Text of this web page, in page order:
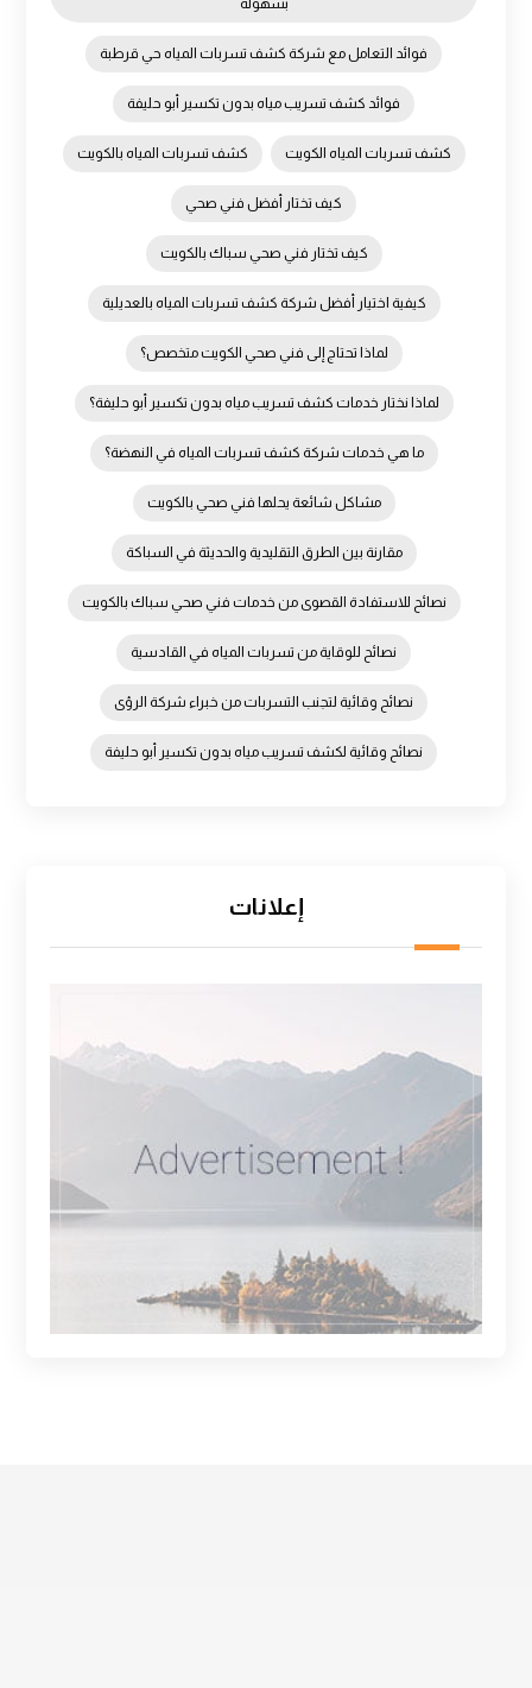
بسهولة
فوائد التعامل مع شركة كشف تسربات المياه حي قرطبة
فوائد كشف تسريب مياه بدون تكسير أبو حليفة
كشف تسربات المياه الكويت كشف تسربات المياه بالكويت
كيف تختار أفضل فني صحي
كيف تختار فني صحي سباك بالكويت
كيفية اختيار أفضل شركة كشف تسربات المياه بالعديلية
لماذا تحتاج إلى فني صحي الكويت متخصص؟
لماذا نختار خدمات كشف تسريب مياه بدون تكسير أبو حليفة؟
ما هي خدمات شركة كشف تسربات المياه في النهضة؟
مشاكل شائعة يحلها فني صحي بالكويت
مقارنة بين الطرق التقليدية والحديثة في السباكة
نصائح للاستفادة القصوى من خدمات فني صحي سباك بالكويت
نصائح للوقاية من تسربات المياه في القادسية
نصائح وقائية لتجنب التسربات من خبراء شركة الرؤى
نصائح وقائية لكشف تسريب مياه بدون تكسير أبو حليفة
إعلانات